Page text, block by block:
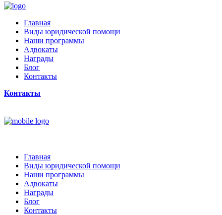
Главная
Виды юридической помощи
Наши программы
Адвокаты
Награды
Блог
Контакты
Контакты
Главная
Виды юридической помощи
Наши программы
Адвокаты
Награды
Блог
Контакты